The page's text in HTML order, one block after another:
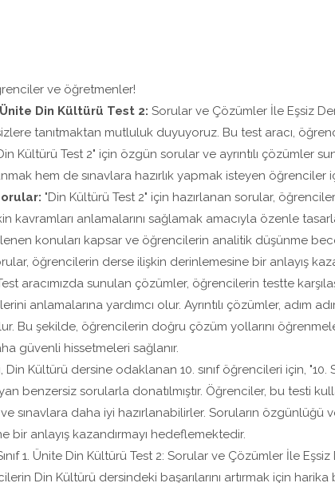
ve öğretmenler!
Ünite Din Kültürü Test 2: Sorular ve Çözümler İle Eşsiz
tanıtmaktan mutluluk duyuyoruz. Bu test aracı,
Kültürü Test 2" için özgün sorular ve ayrıntılı çözümler
hem de sınavlara hazırlık yapmak isteyen öğrenciler
"Din Kültürü Test 2" için hazırlanan sorular,
kavramları anlamalarını sağlamak amacıyla özenle
konuları kapsar ve öğrencilerin analitik düşünme
öğrencilerin derse ilişkin derinlemesine bir anlayış
aracımızda sunulan çözümler, öğrencilerin testte
anlamalarına yardımcı olur. Ayrıntılı çözümler, adım
Bu şekilde, öğrencilerin doğru çözüm yollarını
güvenli hissetmeleri sağlanır.
Din Kültürü dersine odaklanan 10. sınıf öğrencileri için, "10.
benzersiz sorularla donatılmıştır. Öğrenciler, bu testi
sınavlara daha iyi hazırlanabilirler. Soruların özgünlüğü
bir anlayış kazandırmayı hedeflemektedir.
1. Ünite Din Kültürü Test 2: Sorular ve Çözümler İle
Din Kültürü dersindeki başarılarını artırmak için